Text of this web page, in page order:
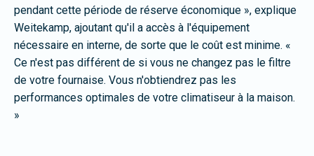
pendant cette période de réserve économique », explique
Weitekamp, ajoutant qu'il a accès à l'équipement
nécessaire en interne, de sorte que le coût est minime. «
Ce n'est pas différent de si vous ne changez pas le filtre
de votre fournaise. Vous n'obtiendrez pas les
performances optimales de votre climatiseur à la maison.
»